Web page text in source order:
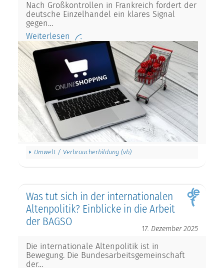
Nach Großkontrollen in Frankreich fordert der
deutsche Einzelhandel ein klares Signal
gegen…
Weiterlesen
Umwelt / Verbraucherbildung (vb)
Was tut sich in der internationalen
Altenpolitik? Einblicke in die Arbeit
der BAGSO
17. Dezember 2025
Die internationale Altenpolitik ist in
Bewegung. Die Bundesarbeitsgemeinschaft
der…